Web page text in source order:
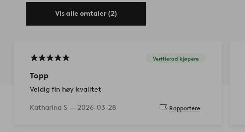
Vis alle omtaler (2)
Verifierad kjøpere
Topp
Veldig fin høy kvalitet
Katharina S — 2026-03-28 Rapportere